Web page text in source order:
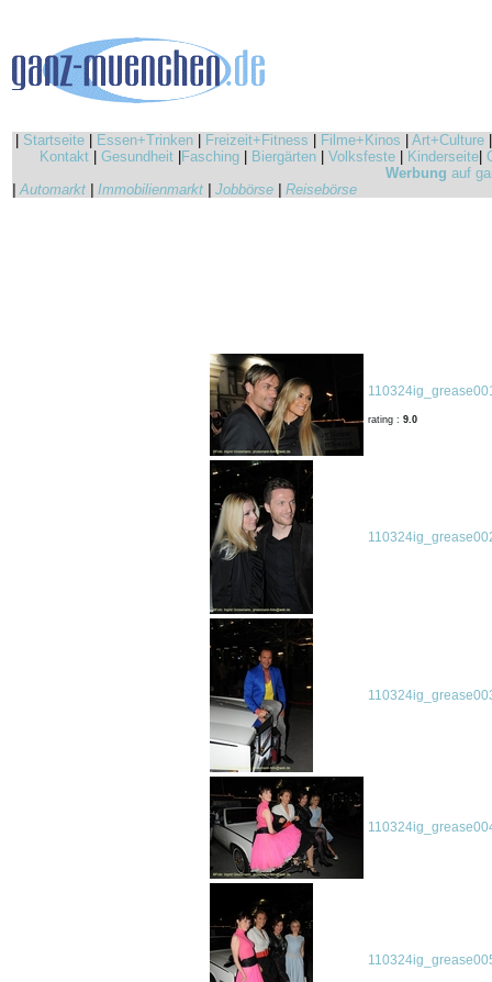
Startseite Essen+Trinken Freizeit+Fitness Filme+Kinos Art+Culture
Kontakt
Gesundheit Fasching Biergärten Volksfeste Kinderseite
Werbung auf
|Automarkt Immobilienmarkt Jobbörse Reisebörse
rating : 9.0